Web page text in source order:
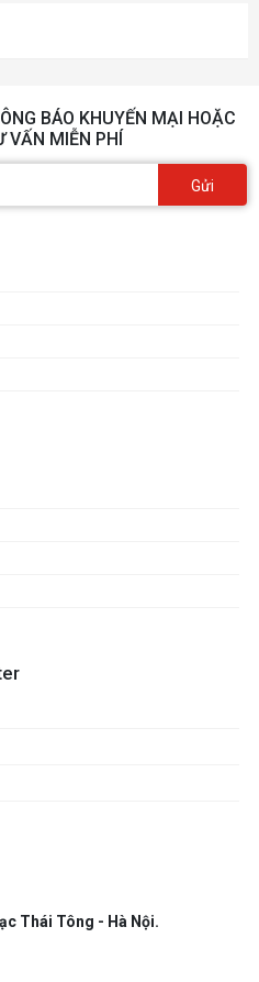
BÁO KHUYẾN MẠI HOẶC
MIỄN PHÍ
Gửi
Thái Tông - Hà Nội.